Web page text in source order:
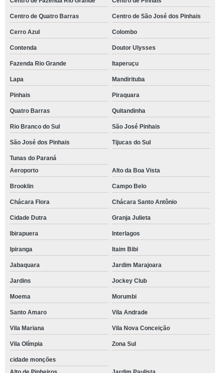
Centro de Quatro Barras Centro de São José dos Pinhais
Cerro Azul Colombo
Contenda Doutor Ulysses
Fazenda Rio Grande Itaperuçu
Lapa Mandirituba
Pinhais Piraquara
Quatro Barras Quitandinha
Rio Branco do Sul São José Pinhais
São José dos Pinhais Tijucas do Sul
Tunas do Paraná
Aeroporto
Alto da Boa Vista
Brooklin Campo Belo
Chácara Flora Chácara Santo Antônio
Cidade Dutra Granja Julieta
Ibirapuera Interlagos
Ipiranga Itaim Bibi
Jabaquara Jardim Marajoara
Jardins Jockey Club
Moema Morumbi
Santo Amaro Vila Andrade
Vila Mariana Vila Nova Conceição
Vila Olímpia Zona Sul
cidade monções